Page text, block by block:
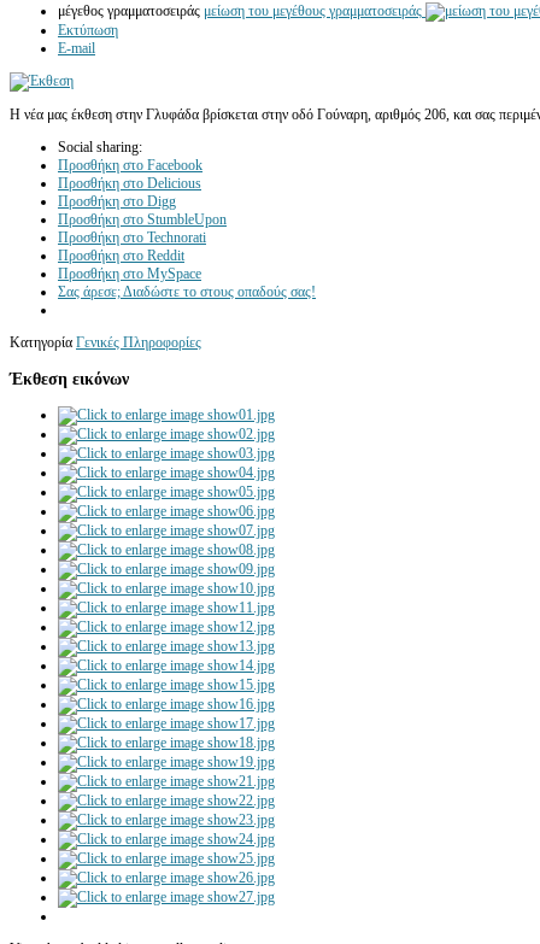
μέγεθος γραμματοσειράς μείωση του μεγέθους γραμματοσειράς
Εκτύπωση
E-mail
Η νέα μας έκθεση στην Γλυφάδα βρίσκεται στην οδό Γούναρη, αριθμός 206, και σας
Social sharing:
Προσθήκη στο Facebook
Προσθήκη στο Delicious
Προσθήκη στο Digg
Προσθήκη στο StumbleUpon
Προσθήκη στο Technorati
Προσθήκη στο Reddit
Προσθήκη στο MySpace
Σας άρεσε; Διαδώστε το στους οπαδούς σας!
Κατηγορία Γενικές Πληροφορίες
Έκθεση εικόνων